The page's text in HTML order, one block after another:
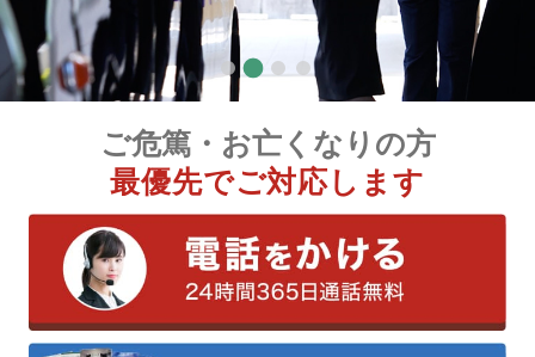
ご危篤・お亡くなりの方
最優先でご対応します